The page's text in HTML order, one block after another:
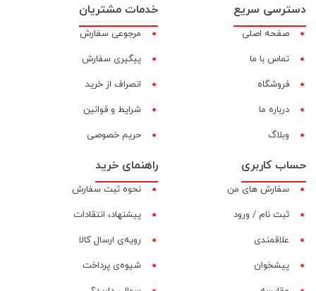
دسترسی سریع
صفحه اصلی
تماس با ما
فروشگاه
درباره ما
وبلاگ
خدمات مشتریان
مرجوعی سفارش
پیگیری سفارش
انصراف از خرید
شرایط و قوانین
حریم خصوصی
حساب کاربری
سفارش های من
ثبت نام / ورود
علاقمندی
پیشخوان
راهنمای خرید
نحوه ثبت سفارش
پیشنهاد، انتقادات
رویه‌ی ارسال کالا
شیوه‌ی پرداخت